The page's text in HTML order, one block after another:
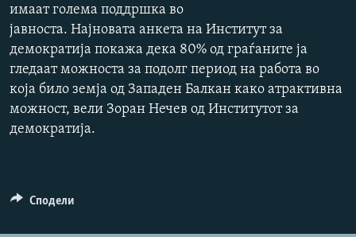
имаат голема поддршка во
јавноста. Најновата анкета на Институт за
демократија покажа дека 80% од граѓаните ја
гледаат можноста за подолг период на работа во
која било земја од Западен Балкан како атрактивна
можност, вели Зоран Нечев од Институтот за
демократија.
Сподели